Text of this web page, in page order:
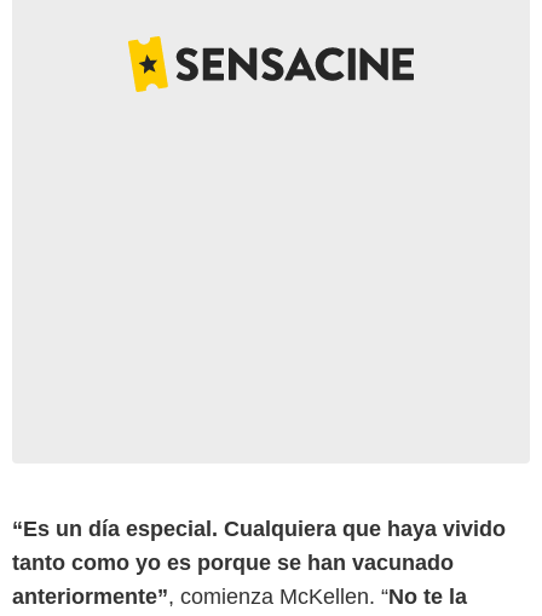
“Es un día especial. Cualquiera que haya vivido
tanto como yo es porque se han vacunado
anteriormente”, comienza McKellen. “No te la